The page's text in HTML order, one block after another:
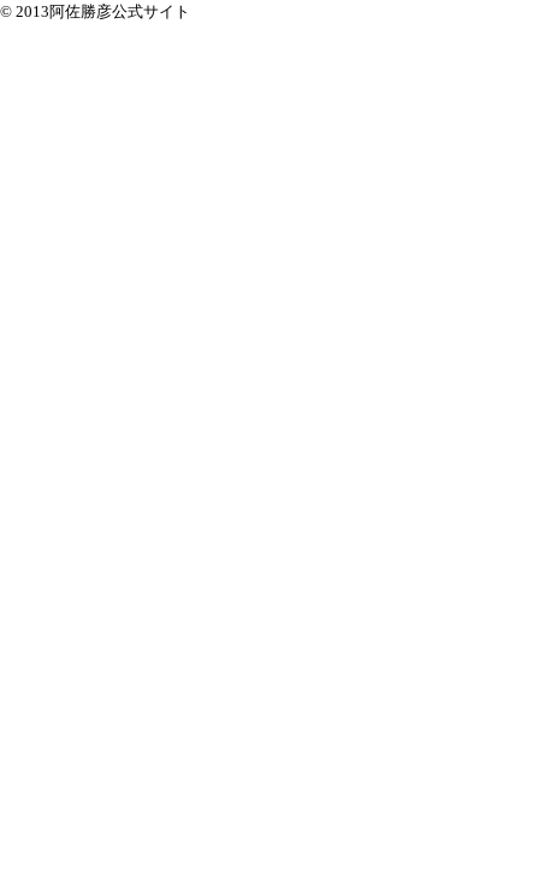
© 2013阿佐勝彦公式サイト